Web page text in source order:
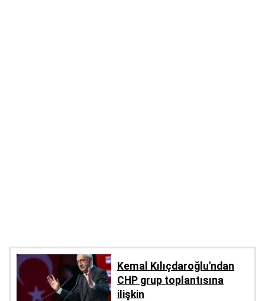
Kemal Kılıçdaroğlu'ndan
CHP grup toplantısına
ilişkin